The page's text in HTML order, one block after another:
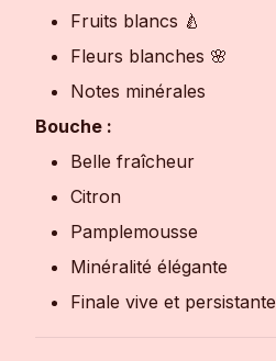
Fruits blancs 🍐
Fleurs blanches 🌸
Notes minérales
Bouche :
Belle fraîcheur
Citron
Pamplemousse
Minéralité élégante
Finale vive et persistante